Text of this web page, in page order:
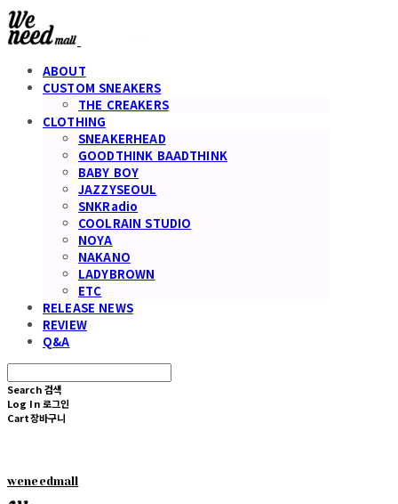
ABOUT
CUSTOM SNEAKERS
THE CREAKERS
CLOTHING
SNEAKERHEAD
GOODTHINK BAADTHINK
BABY BOY
JAZZYSEOUL
SNKRadio
COOLRAIN STUDIO
NOYA
NAKANO
LADYBROWN
ETC
RELEASE NEWS
REVIEW
Q&A
Search 검색
Log In 로그인
Cart장바구니
weneedmall